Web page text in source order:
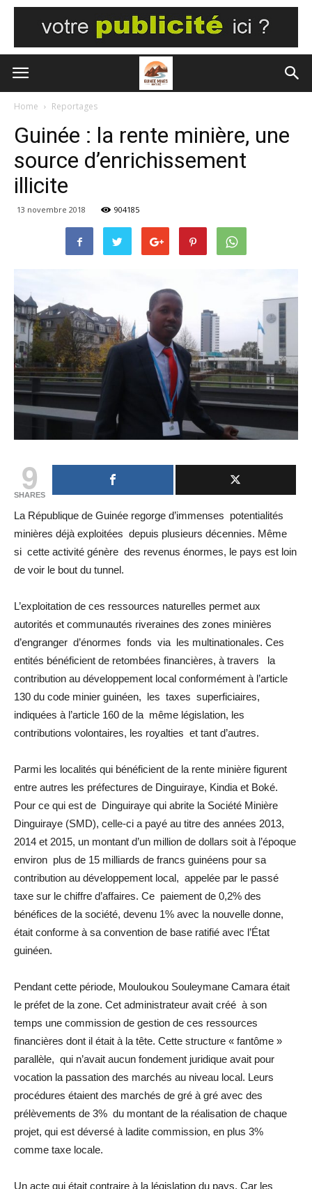
Home Reportages
Guinée : la rente minière, une
source d’enrichissement
illicite
13 novembre 2018 904185
9
SHARES
La République de Guinée regorge d’immenses potentialités
minières déjà exploitées depuis plusieurs décennies. Même
si cette activité génère des revenus énormes, le pays est loin
de voir le bout du tunnel.
L’exploitation de ces ressources naturelles permet aux
autorités et communautés riveraines des zones minières
d’engranger d’énormes fonds via les multinationales. Ces
entités bénéficient de retombées financières, à travers la
contribution au développement local conformément à l’article
130 du code minier guinéen, les taxes superficiaires,
indiquées à l’article 160 de la même législation, les
contributions volontaires, les royalties et tant d’autres.
Parmi les localités qui bénéficient de la rente minière figurent
entre autres les préfectures de Dinguiraye, Kindia et Boké.
Pour ce qui est de Dinguiraye qui abrite la Société Minière
Dinguiraye (SMD), celle-ci a payé au titre des années 2013,
2014 et 2015, un montant d’un million de dollars soit à l’époque
environ plus de 15 milliards de francs guinéens pour sa
contribution au développement local, appelée par le passé
taxe sur le chiffre d’affaires. Ce paiement de 0,2% des
bénéfices de la société, devenu 1% avec la nouvelle donne,
était conforme à sa convention de base ratifié avec l’État
guinéen.
Pendant cette période, Mouloukou Souleymane Camara était
le préfet de la zone. Cet administrateur avait créé à son
temps une commission de gestion de ces ressources
financières dont il était à la tête. Cette structure « fantôme »
parallèle, qui n’avait aucun fondement juridique avait pour
vocation la passation des marchés au niveau local. Leurs
procédures étaient des marchés de gré à gré avec des
prélèvements de 3% du montant de la réalisation de chaque
projet, qui est déversé à ladite commission, en plus 3%
comme taxe locale.
Un acte qui était contraire à la législation du pays. Car les